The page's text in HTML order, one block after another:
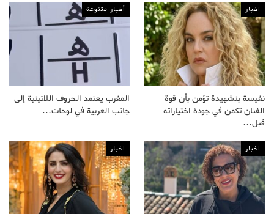
اخبار
نفيسة بنشهيدة تؤمن بأن قوة
الفنان تكمن في جودة اختياراته
قبل…
أخبار متنوعة
المغرب يعتمد الحروف اللاتينية إلى
جانب العربية في لوحات…
اخبار اخبار